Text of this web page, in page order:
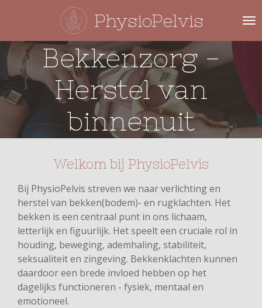
naar
de
hoofdinhoud
PhysioPelvis
Bekkenzorg -
Herstel van
binnenuit
Welkom bij PhysioPelvis
Bij PhysioPelvis streven we naar verlichting en
herstel van bekken(bodem)- en rugklachten. Het
bekken is een centraal punt in ons lichaam,
letterlijk en figuurlijk. Het speelt een cruciale rol in
houding, beweging, ademhaling, stabiliteit,
seksualiteit en zingeving. Bekkenklachten kunnen
daardoor een brede invloed hebben op het
dagelijks functioneren - fysiek, mentaal en
emotioneel.